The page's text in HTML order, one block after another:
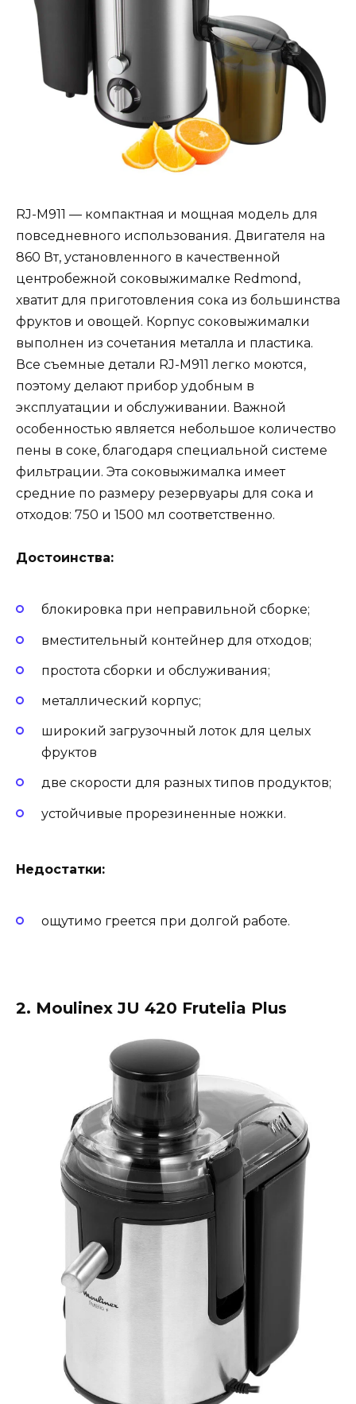
RJ-M911 — компактная и мощная модель для
повседневного использования. Двигателя на
860 Вт, установленного в качественной
центробежной соковыжималке Redmond,
хватит для приготовления сока из большинства
фруктов и овощей. Корпус соковыжималки
выполнен из сочетания металла и пластика.
Все съемные детали RJ-M911 легко моются,
поэтому делают прибор удобным в
эксплуатации и обслуживании. Важной
особенностью является небольшое количество
пены в соке, благодаря специальной системе
фильтрации. Эта соковыжималка имеет
средние по размеру резервуары для сока и
отходов: 750 и 1500 мл соответственно.
Достоинства:
блокировка при неправильной сборке;
вместительный контейнер для отходов;
простота сборки и обслуживания;
металлический корпус;
широкий загрузочный лоток для целых
фруктов
две скорости для разных типов продуктов;
устойчивые прорезиненные ножки.
Недостатки:
ощутимо греется при долгой работе.
2. Moulinex JU 420 Frutelia Plus